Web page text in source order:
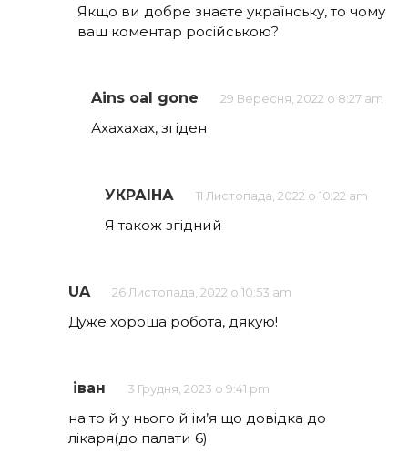
Якщо ви добре знаєте українську, то чому
ваш коментар російською?
Ains oal gone 29 Вересня, 2022 о 8:27 am
Ахахахах, згіден
УКРАІНА 11 Листопада, 2022 о 10:22 am
Я також згідний
UA 26 Листопада, 2022 о 10:53 am
Дуже хороша робота, дякую!
іван 3 Грудня, 2023 о 9:41 pm
на то й у нього й ім’я що довідка до
лікаря(до палати 6)